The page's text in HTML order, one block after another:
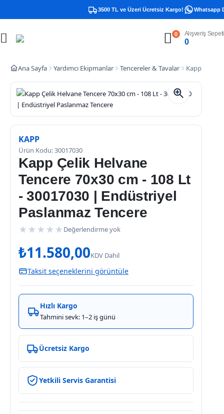
3500 TL ve Üzeri Ücretsiz Kargo! Whatsapp
0 Alışveriş Sepeti
0
Ana Sayfa Yardımcı Ekipmanlar Tencereler & Tavalar Kapp Çelik
KAPP
Ürün Kodu: 30017030
Kapp Çelik Helvane
Tencere 70x30 cm - 108 Lt
- 30017030 | Endüstriyel
Paslanmaz Tencere
★ ★ ★ ★ ★ Değerlendirme yok
₺11.580,00KDV Dahil
Taksit seçeneklerini görüntüle
Hızlı Kargo
Tahmini sevk: 1–2 iş günü
Ücretsiz Kargo
Yetkili Servis Garantisi